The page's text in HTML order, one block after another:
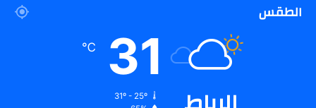
الطقس
31
℃
31º - 25º